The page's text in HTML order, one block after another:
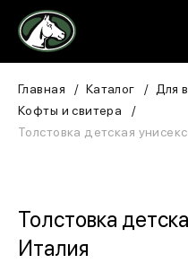
Москва
Для всадника
В конюшню
ЗООТОВАРЫ
Главная Каталог Для
Кофты и свитера
Толстовка детская
Толстовка
Италия